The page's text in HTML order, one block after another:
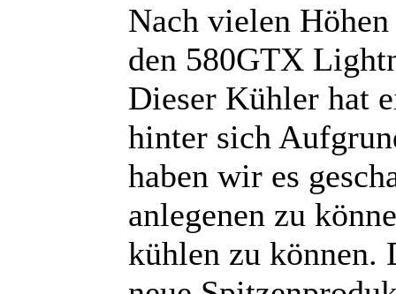
Nach vielen
den 580GTX
Dieser Kühler hat
hinter sich
haben wir es
anlegenen zu
kühlen zu können.